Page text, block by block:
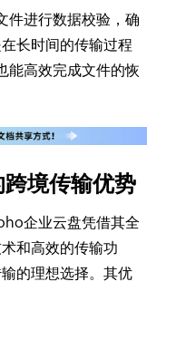
件进行数据校验，确
长时间的传输过程
能高效完成文件的恢
境传输优势
企业云盘凭借其全
和高效的传输功
的理想选择。其优